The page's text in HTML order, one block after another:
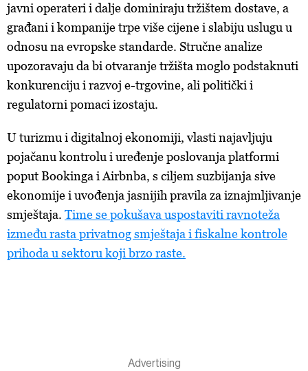
javni operateri i dalje dominiraju tržištem dostave, a
građani i kompanije trpe više cijene i slabiju uslugu u
odnosu na evropske standarde. Stručne analize
upozoravaju da bi otvaranje tržišta moglo podstaknuti
konkurenciju i razvoj e-trgovine, ali politički i
regulatorni pomaci izostaju.
U turizmu i digitalnoj ekonomiji, vlasti najavljuju
pojačanu kontrolu i uređenje poslovanja platformi
poput Bookinga i Airbnba, s ciljem suzbijanja sive
ekonomije i uvođenja jasnijih pravila za iznajmljivanje
smještaja. Time se pokušava uspostaviti ravnoteža
između rasta privatnog smještaja i fiskalne kontrole
prihoda u sektoru koji brzo raste.